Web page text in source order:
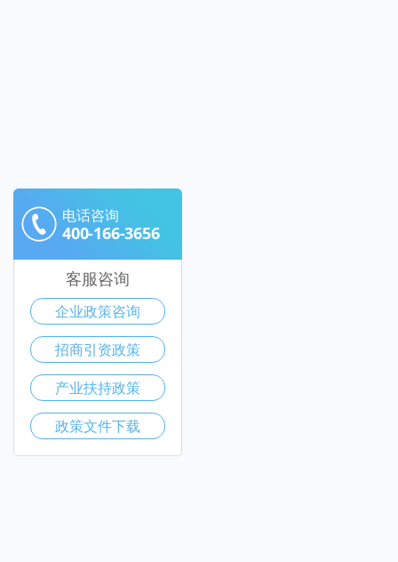
电话咨询
400-166-3656
客服咨询
企业政策咨询
招商引资政策
产业扶持政策
政策文件下载